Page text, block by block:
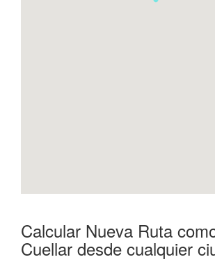
Calcular Nueva Ruta
Cuellar desde cualquier